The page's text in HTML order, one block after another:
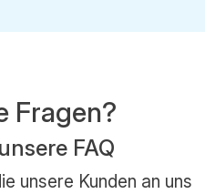
Fragen?
FAQ
unsere Kunden an uns